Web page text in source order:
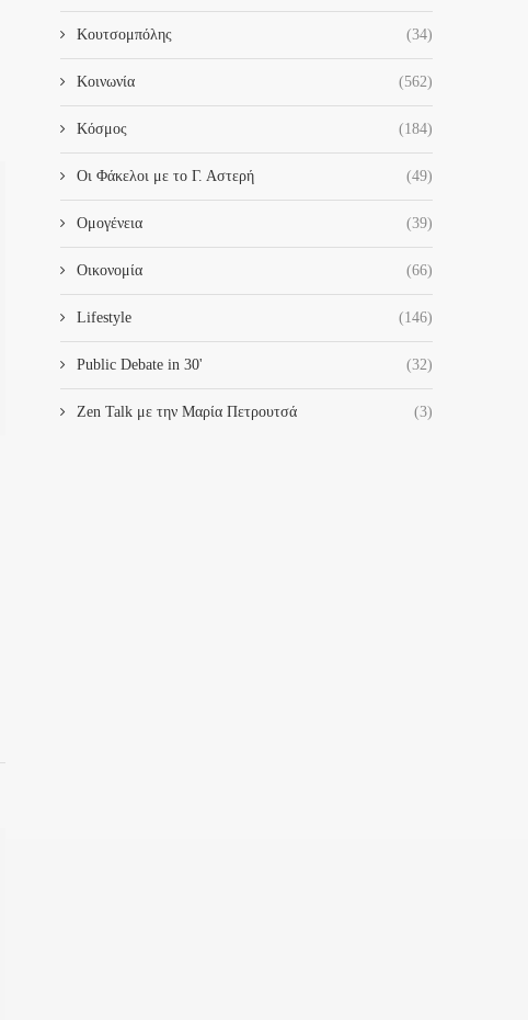
Κουτσομπόλης (34)
Κοινωνία (562)
Κόσμος (184)
Οι Φάκελοι με το Γ. Αστερή (49)
Ομογένεια (39)
Οικονομία (66)
Lifestyle (146)
Public Debate in 30' (32)
Zen Talk με την Μαρία Πετρουτσά (3)